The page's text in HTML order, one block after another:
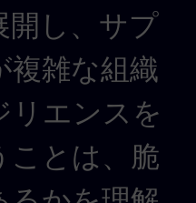
開し、サプ
複雑な組織
リエンスを
ことは、脆